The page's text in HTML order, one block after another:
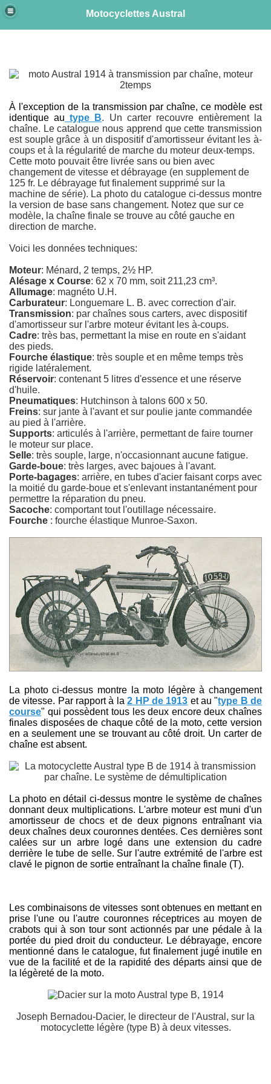
Motocyclettes Austral
À l'exception de la transmission par chaîne, ce modèle est
identique au type B. Un carter recouvre entièrement la
chaîne. Le catalogue nous apprend que cette transmission
est souple grâce à un dispositif d'amortisseur évitant les à-
coups et à la régularité de marche du moteur deux-temps.
Cette moto pouvait être livrée sans ou bien avec
changement de vitesse et débrayage (en supplement de
125 fr. Le débrayage fut finalement supprimé sur la
machine de série). La photo du catalogue ci-dessus montre
la version de base sans changement. Notez que sur ce
modèle, la chaîne finale se trouve au côté gauche en
direction de marche.
Voici les données techniques:
Moteur: Ménard, 2 temps, 2½ HP.
Alésage x Course: 62 x 70 mm, soit 211,23 cm³.
Allumage: magnéto U.H.
Carburateur: Longuemare L. B. avec correction d'air.
Transmission: par chaînes sous carters, avec dispositif
d'amortisseur sur l'arbre moteur évitant les à-coups.
Cadre: très bas, permettant la mise en route en s'aidant
des pieds.
Fourche élastique: très souple et en même temps très
rigide latéralement.
Réservoir: contenant 5 litres d'essence et une réserve
d'huile.
Pneumatiques: Hutchinson à talons 600 x 50.
Freins: sur jante à l'avant et sur poulie jante commandée
au pied à l'arrière.
Supports: articulés à l'arrière, permettant de faire tourner
le moteur sur place.
Selle: très souple, large, n'occasionnant aucune fatigue.
Garde-boue: très larges, avec bajoues à l'avant.
Porte-bagages: arrière, en tubes d'acier faisant corps avec
la moitié du garde-boue et s'enlevant instantanément pour
permettre la réparation du pneu.
Sacoche: comportant tout l'outillage nécessaire.
Fourche : fourche élastique Munroe-Saxon.
La photo ci-dessus montre la moto légère à changement
de vitesse. Par rapport à la2 HP de 1913 et au "type B de
course" qui possèdent tous les deux encore deux chaînes
finales disposées de chaque côté de la moto, cette version
en a seulement une se trouvant au côté droit. Un carter de
chaîne est absent.
La photo en détail ci-dessus montre le système de chaînes
donnant deux multiplications. L'arbre moteur est muni d'un
amortisseur de chocs et de deux pignons entraînant via
deux chaînes deux couronnes dentées. Ces dernières sont
calées sur un arbre logé dans une extension du cadre
derrière le tube de selle. Sur l'autre extrémité de l'arbre est
clavé le pignon de sortie entraînant la chaîne finale (T).
Les combinaisons de vitesses sont obtenues en mettant en
prise l'une ou l'autre couronnes réceptrices au moyen de
crabots qui à son tour sont actionnés par une pédale à la
portée du pied droit du conducteur. Le débrayage, encore
mentionné dans le catalogue, fut finalement jugé inutile en
vue de la facilité et de la rapidité des départs ainsi que de
la légèreté de la moto.
Joseph Bernadou-Dacier, le directeur de l'Austral, sur la
motocyclette légère (type B) à deux vitesses.